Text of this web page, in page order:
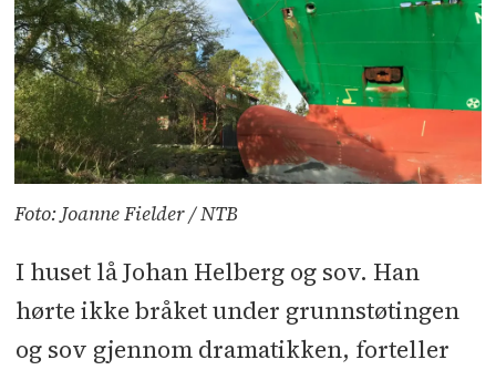
Foto: Joanne Fielder / NTB
I huset lå Johan Helberg og sov. Han
hørte ikke bråket under grunnstøtingen
og sov gjennom dramatikken, forteller